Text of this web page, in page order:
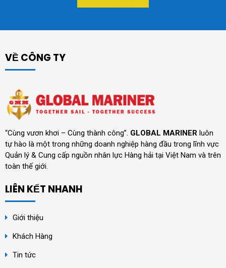
VỀ CÔNG TY
“Cùng vươn khơi – Cùng thành công”. GLOBAL MARINER luôn
tự hào là một trong những doanh nghiệp hàng đầu trong lĩnh vực
Quản lý & Cung cấp nguồn nhân lực Hàng hải tại Việt Nam và trên
toàn thế giới.
LIÊN KẾT NHANH
Giới thiệu
Khách Hàng
Tin tức